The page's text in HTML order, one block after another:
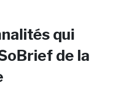
qui
de la